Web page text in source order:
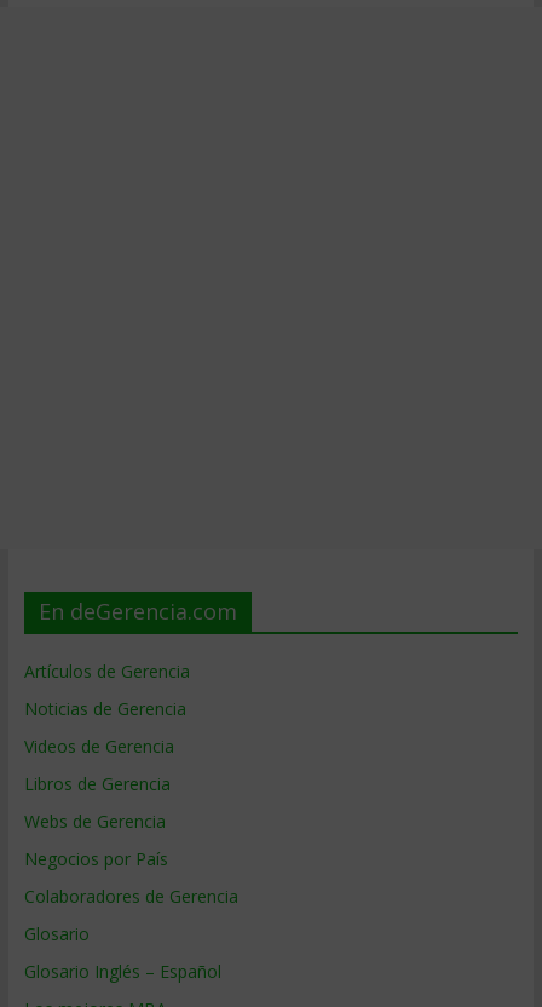
En deGerencia.com
Artículos de Gerencia
Noticias de Gerencia
Videos de Gerencia
Libros de Gerencia
Webs de Gerencia
Negocios por País
Colaboradores de Gerencia
Glosario
Glosario Inglés – Español